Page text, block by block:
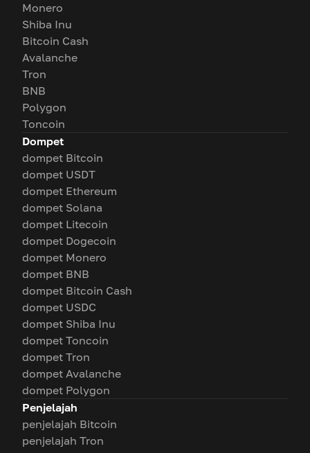
Monero
Shiba Inu
Bitcoin Cash
Avalanche
Tron
BNB
Polygon
Toncoin
Dompet
dompet Bitcoin
dompet USDT
dompet Ethereum
dompet Solana
dompet Litecoin
dompet Dogecoin
dompet Monero
dompet BNB
dompet Bitcoin Cash
dompet USDC
dompet Shiba Inu
dompet Toncoin
dompet Tron
dompet Avalanche
dompet Polygon
Penjelajah
penjelajah Bitcoin
penjelajah Tron